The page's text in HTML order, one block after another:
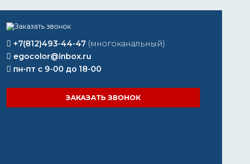
+7(812)493-44-47 (многоканальный)
egocolor@inbox.ru
пн-пт с 9-00 до 18-00
ЗАКАЗАТЬ ЗВОНОК